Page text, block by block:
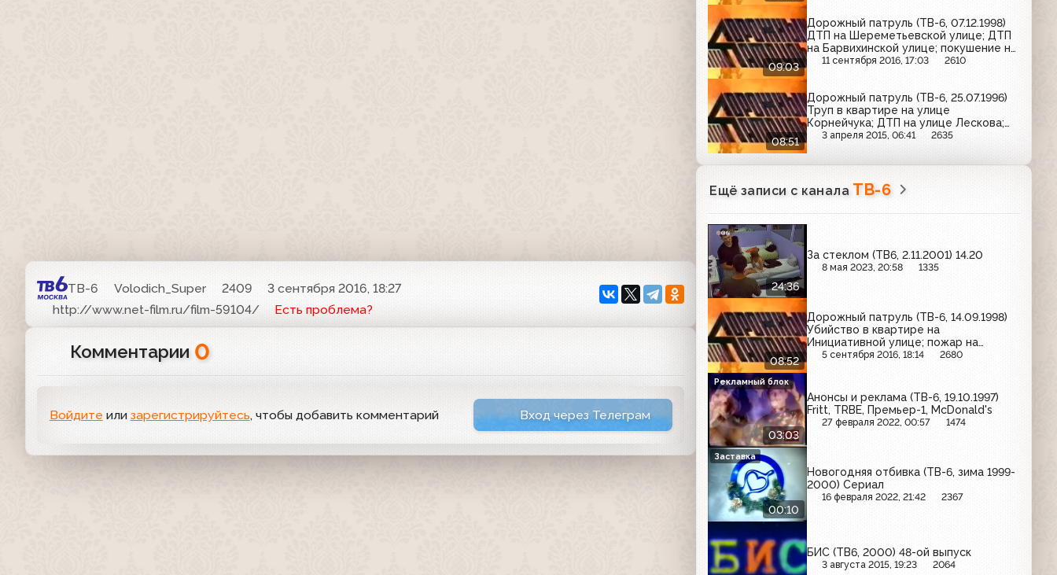
ТВ-6 Volodich_Super 2409
3 сентября 2016, 18:27
http://www.net-film.ru/film-59104/
Есть проблема?
Комментарии 0
Войдите или зарегистрируйтесь, чтобы добавить комментарий Вход через Телеграм
09:03
Дорожный патруль (ТВ-6, 07.12.1998)
ДТП на Шереметьевской улице; ДТП
на Барвихинской улице; покушение на
убийство на Мурановской улице
11 сентября 2016, 17:03 2610
08:51
Дорожный патруль (ТВ-6, 25.07.1996)
Труп в квартире на улице
Корнейчука; ДТП на улице Лескова;
ДТП на Можайском шоссе
3 апреля 2015, 06:41 2635
Ещё записи с канала ТВ-6
24:36
За стеклом (ТВ6, 2.11.2001) 14.20
8 мая 2023, 20:58 1335
08:52
Дорожный патруль (ТВ-6, 14.09.1998)
Убийство в квартире на
Инициативной улице; пожар на
Варшавском шоссе; ДТП на
5 сентября 2016, 18:14 2680
03:03
Анонсы и реклама (ТВ-6, 19.10.1997)
Fritt, TRBE, Премьер-1, McDonald's
27 февраля 2022, 00:57 1474
Рекламный блок
00:10
Новогодняя отбивка (ТВ-6, зима 1999-
2000) Сериал
16 февраля 2022, 21:42 2367
Заставка
БИС (ТВ6, 2000) 48-ой выпуск
3 августа 2015, 19:23 2064